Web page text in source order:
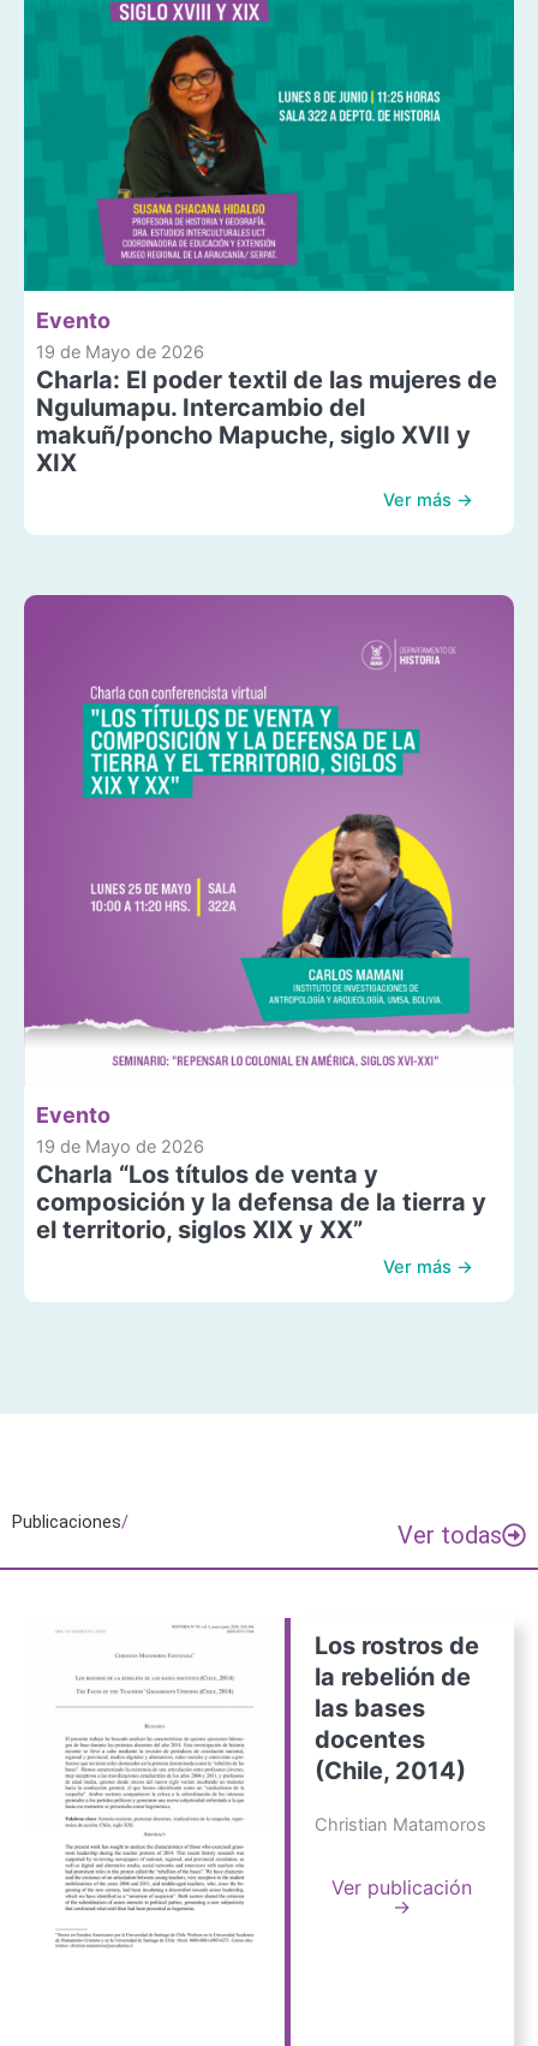
Evento
19 de Mayo de 2026
Charla: El poder textil de las mujeres de
Ngulumapu. Intercambio del
makuñ/poncho Mapuche, siglo XVII y
XIX
Ver más →
Evento
19 de Mayo de 2026
Charla “Los títulos de venta y
composición y la defensa de la tierra y
el territorio, siglos XIX y XX”
Ver más →
Publicaciones/ Ver todas
Los rostros de
la rebelión de
las bases
docentes
(Chile, 2014)
Christian Matamoros
Ver publicación
→